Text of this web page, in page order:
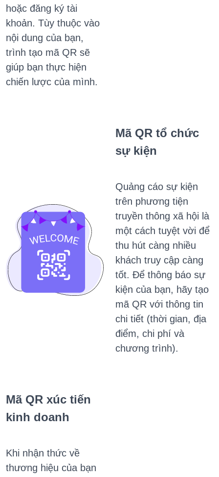
hoặc đăng ký tài
khoản. Tùy thuộc vào
nội dung của bạn,
trình tạo mã QR sẽ
giúp bạn thực hiện
chiến lược của mình.
Mã QR tổ chức
sự kiện
Quảng cáo sự kiện
trên phương tiện
truyền thông xã hội là
một cách tuyệt vời để
thu hút càng nhiều
khách truy cập càng
tốt. Để thông báo sự
kiện của bạn, hãy tạo
mã QR với thông tin
chi tiết (thời gian, địa
điểm, chi phí và
chương trình).
Mã QR xúc tiến
kinh doanh
Khi nhận thức về
thương hiệu của bạn